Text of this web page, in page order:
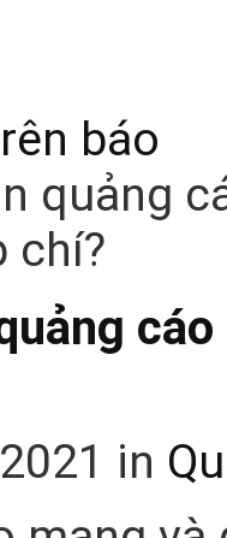
báo
quảng
chí?
in